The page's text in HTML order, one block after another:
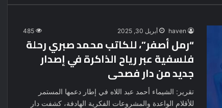
haven أبريل 30, 2025 485
“رمل أصفر”، للكاتب محمد صبري رحلة
فلسفية عبر رياح الذاكرة في إصدار
جديد من دار فصحى
تقرير: الشيماء أحمد عبد اللاه في إطار دعمها المستمر
للأقلام الواعدة والمشروعات الفكرية الهادفة، كشفت دار